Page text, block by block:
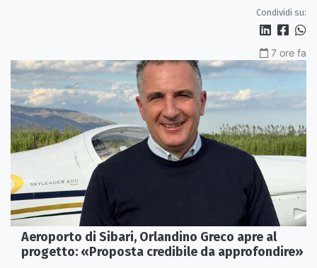
Condividi su:
7 ore fa
Aeroporto di Sibari, Orlandino Greco apre al
progetto: «Proposta credibile da approfondire»